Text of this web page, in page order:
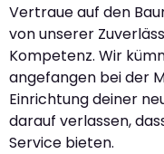
Vertraue auf den
von unserer
Kompetenz. Wir
angefangen bei der
Einrichtung deiner
darauf verlassen,
Service bieten.